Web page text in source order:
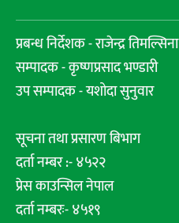
प्रबन्ध निर्देशक - राजेन्द्र तिमल्सिना
सम्पादक - कृष्णप्रसाद भण्डारी
उप सम्पादक - यशोदा सुनुवार
सूचना तथा प्रसारण बिभाग
दर्ता नम्बर :- ४५२२
प्रेस काउन्सिल नेपाल
दर्ता नम्बरः- ४५१९